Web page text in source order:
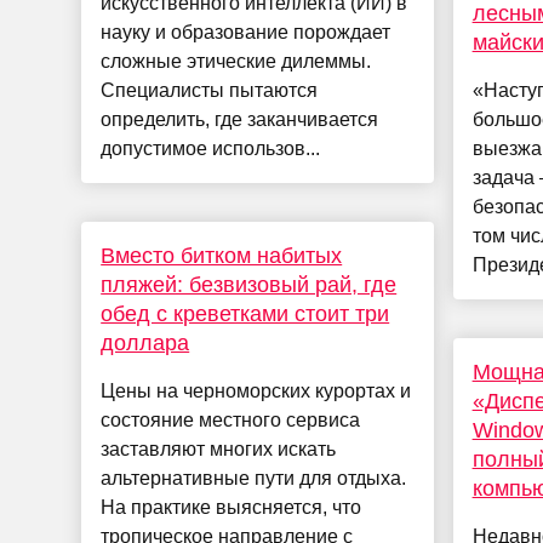
науку и образование порождает
сложные этические дилеммы.
Специалисты пытаются
определить, где заканчивается
допустимое использов...
Вместо битком набитых
пляжей: безвизовый рай, где
обед с креветками стоит три
доллара
Цены на черноморских курортах и
состояние местного сервиса
заставляют многих искать
альтернативные пути для отдыха.
На практике выясняется, что
тропическое направление с
задача
том